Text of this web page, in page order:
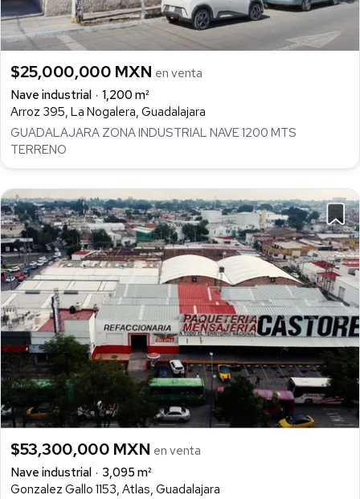
$25,000,000 MXN en venta
Nave industrial
1,200 m²
Arroz 395, La Nogalera, Guadalajara
GUADALAJARA ZONA INDUSTRIAL NAVE 1200 MTS
TERRENO
$53,300,000 MXN en venta
Nave industrial
3,095 m²
Gonzalez Gallo 1153, Atlas, Guadalajara